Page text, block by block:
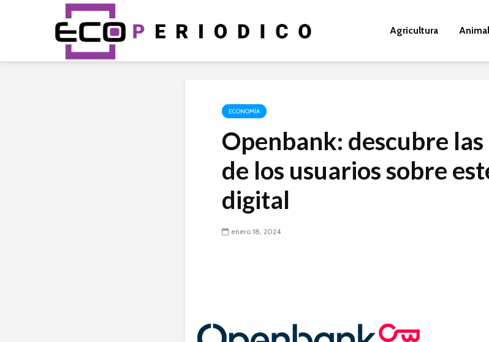
Agricultura
ECONOMÍA
Openbank: descubre
de los usuarios sobre
digital
enero 18, 2024